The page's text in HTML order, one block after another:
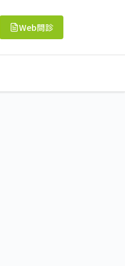
Web問診